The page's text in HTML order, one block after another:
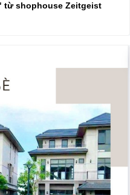
từ shophouse Zeitgeist